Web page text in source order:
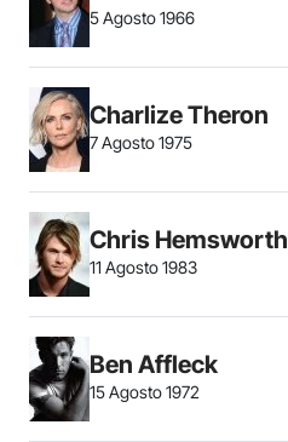
5 Agosto 1966
Charlize Theron
7 Agosto 1975
Chris Hemsworth
11 Agosto 1983
Ben Affleck
15 Agosto 1972